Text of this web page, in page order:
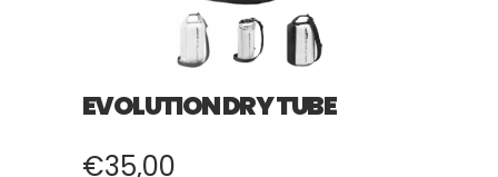
EVOLUTION DRY TUBE
€35,00